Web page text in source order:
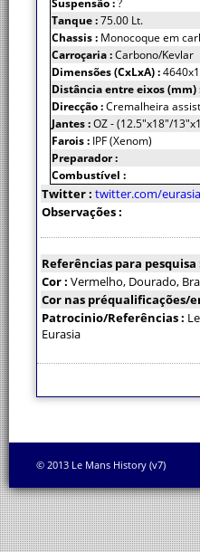
Suspensão :?
Tanque :75.00 Lt.
Chassis : Monocoque em
Carroçaria :Carbono/Kevlar
Dimensões (CxLxA) :
Distância entre eixos (mm)
Direcção :Cremalheira
Jantes :OZ - (12.5"x18"/
Farois : IPF (Xenom)
Preparador :
Combustível :
Twitter : twitter.com/
Observações :
Referências para pesquisa
Cor : Vermelho, Dourado,
Cor nas préqualificações/
Patrocinio/Referências :
Eurasia
© 2013 Le Mans History (v7)